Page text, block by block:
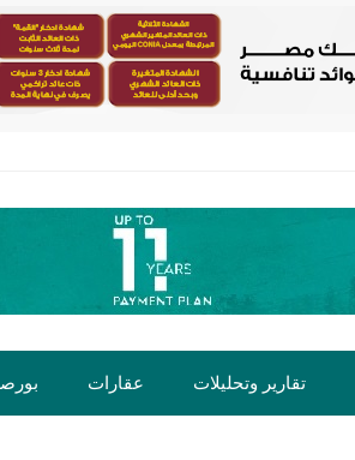
تقارير وتحليلات عقارات